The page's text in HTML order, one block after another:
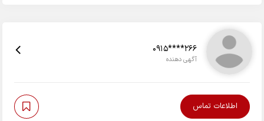
0915****266
آگهی دهنده
اطلاعات تماس